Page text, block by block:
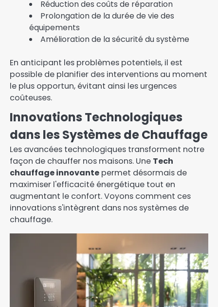
Réduction des coûts de réparation
Prolongation de la durée de vie des
équipements
Amélioration de la sécurité du système
En anticipant les problèmes potentiels, il est
possible de planifier des interventions au moment
le plus opportun, évitant ainsi les urgences
coûteuses.
Innovations Technologiques
dans les Systèmes de Chauffage
Les avancées technologiques transforment notre
façon de chauffer nos maisons. Une Tech
chauffage innovante permet désormais de
maximiser l'efficacité énergétique tout en
augmentant le confort. Voyons comment ces
innovations s'intègrent dans nos systèmes de
chauffage.